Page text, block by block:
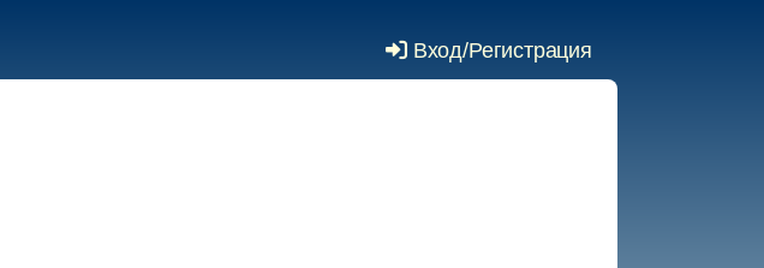
Вход/Регистрация